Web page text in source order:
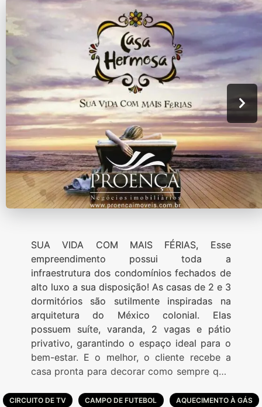
SUA VIDA COM MAIS FÉRIAS, Esse
empreendimento possui toda a
infraestrutura dos condomínios fechados de
alto luxo a sua disposição! As casas de 2 e 3
dormitórios são sutilmente inspiradas na
arquitetura do México colonial. Elas
possuem suíte, varanda, 2 vagas e pátio
privativo, garantindo o espaço ideal para o
bem-estar. E o melhor, o cliente recebe a
casa pronta para decorar como sempre quis
aproveitar. Clube completo com salão de
CIRCUITO DE TV CAMPO DE FUTEBOL AQUECIMENTO À GÁS